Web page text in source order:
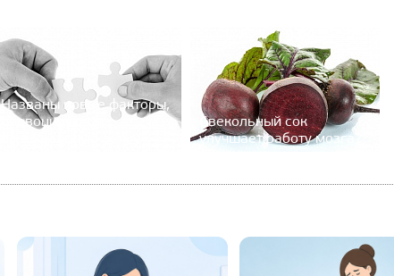
Названы новые факторы,
провоцирующие
Свекольный сок
улучшает работу мозга?